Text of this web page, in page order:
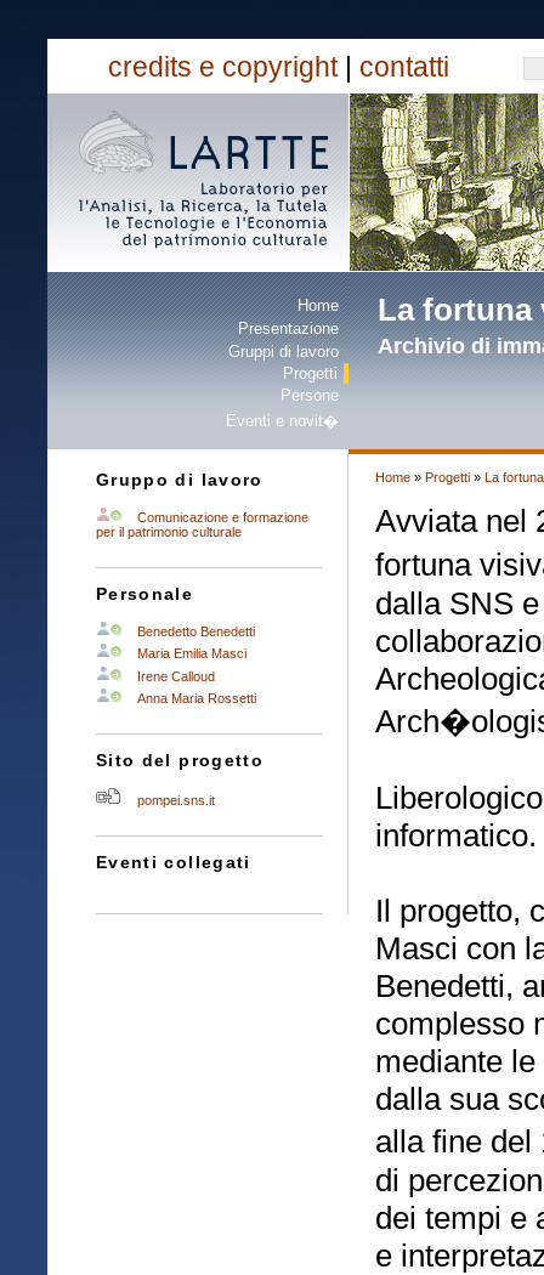
credits e copyright| contatti
La fortuna
Archivio di
Home
Presentazione
Gruppi di lavoro
Progetti
Persone
Eventi e novit�
Gruppo di lavoro
Comunicazione e formazione
per il patrimonio culturale
Personale
Benedetto Benedetti
Maria Emilia Masci
Irene Calloud
Anna Maria Rossetti
Sito del progetto
pompei.sns.it
Eventi collegati
Home » Progetti » La
Avviata nel
fortuna
dalla SNS
informatico.
Il progetto,
Masci con
Benedetti,
complesso
mediante
dalla sua
alla fine
di
dei tempi e
e